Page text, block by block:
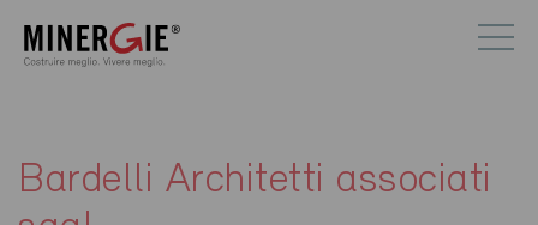
Bardelli Architetti associati